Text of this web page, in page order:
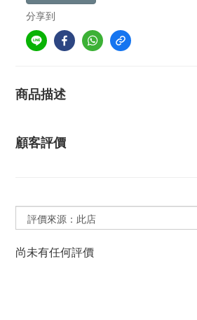
分享到
商品描述
顧客評價
尚未有任何評價